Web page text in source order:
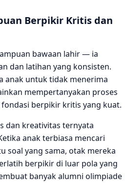
Berpikir Kritis dan
bawaan lahir — ia
dan latihan yang konsisten.
anak untuk tidak menerima
mempertanyakan proses
berpikir kritis yang kuat.
dan kreativitas ternyata
anak terbiasa mencari
soal yang sama, otak mereka
berpikir di luar pola yang
banyak alumni olimpiade